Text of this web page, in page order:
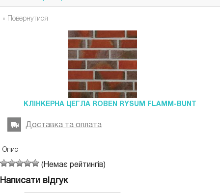
« Повернутися
КЛІНКЕРНА ЦЕГЛА ROBEN RYSUM FLAMM-BUNT
Доставка та оплата
Опис
(Немає рейтингів)
Написати відгук